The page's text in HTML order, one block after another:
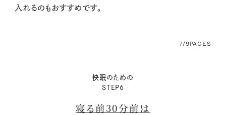
入れるのもおすすめです。
7/9PAGES
快眠のための
STEP6
寝る前30分前は